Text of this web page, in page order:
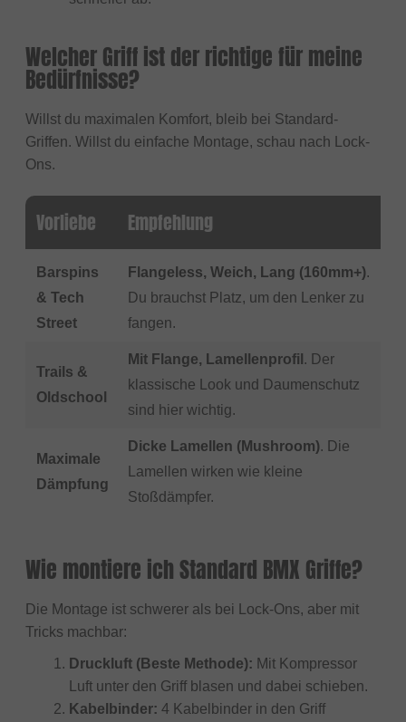
Welcher Griff ist der richtige für meine
Bedürfnisse?
Willst du maximalen Komfort, bleib bei Standard-
Griffen. Willst du einfache Montage, schau nach Lock-
Ons.
Vorliebe Empfehlung
Barspins
& Tech
Street
Flangeless, Weich, Lang (160mm+).
Du brauchst Platz, um den Lenker zu
fangen.
Trails &
Oldschool
Mit Flange, Lamellenprofil . Der
klassische Look und Daumenschutz
sind hier wichtig.
Maximale
Dämpfung
Dicke Lamellen (Mushroom). Die
Lamellen wirken wie kleine
Stoßdämpfer.
Wie montiere ich Standard BMX Griffe?
Die Montage ist schwerer als bei Lock-Ons, aber mit
Tricks machbar:
Druckluft (Beste Methode): Mit Kompressor
Luft unter den Griff blasen und dabei schieben.
Kabelbinder: 4 Kabelbinder in den Griff